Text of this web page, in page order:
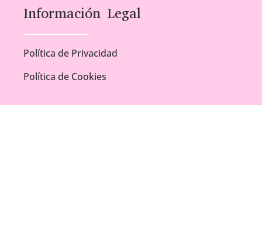
Información Legal
Política de Privacidad
Política de Cookies